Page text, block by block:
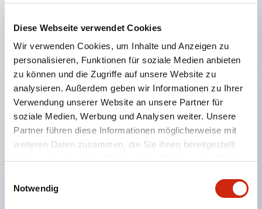
Diese Webseite verwendet Cookies
Wir verwenden Cookies, um Inhalte und Anzeigen zu
personalisieren, Funktionen für soziale Medien anbieten
zu können und die Zugriffe auf unsere Website zu
analysieren. Außerdem geben wir Informationen zu Ihrer
Verwendung unserer Website an unsere Partner für
soziale Medien, Werbung und Analysen weiter. Unsere
Partner führen diese Informationen möglicherweise mit
weiteren Daten zusammen, die Sie ihnen bereitgestellt
Notwendig
Geeignet für ein breites Anwendungsspektrum
von der Konsumelektronik bis zum FA-Bereich
LED-Beleuchtungseinheit mit integriertem
strombegrenzendem Widerstand und Diode im
LED-Lampenkörper
Schutzarten IP40 und IP65 vollständig verfügbar
(IEC 60529)
Mit speziellem Zubehör leicht auf Φ22 Flash-